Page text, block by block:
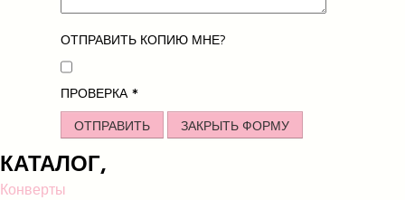
ОТПРАВИТЬ КОПИЮ МНЕ?
ПРОВЕРКА*
ОТПРАВИТЬ
ЗАКРЫТЬ ФОРМУ
КАТАЛОГ,
Конверты